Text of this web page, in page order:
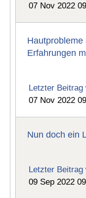
07 Nov 2022
Erfahrungen
Letzter Beitrag
07 Nov 2022
Nun doch ein
Letzter Beitrag
09 Sep 2022